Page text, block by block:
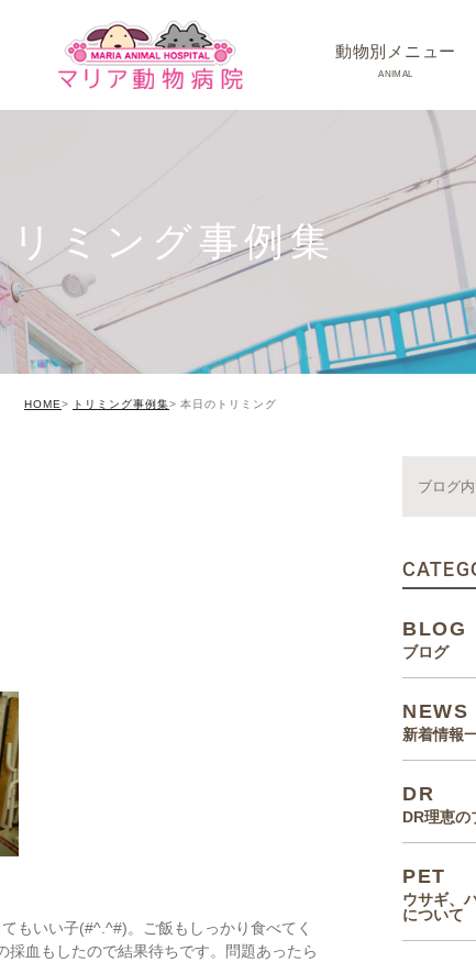
動物別メニュー
ANIMAL
ネコちゃんの病気
うさぎちゃん･その他動物
リミング事例集
HOME トリミング事例集 本日のトリミング
もいい子(#^.^#)。ご飯もしっかり食べてく
血もしたので結果待ちです。問題あったら
BLOG
ブログ
NEWS
新着情報
DR
DR理恵の
PET
ウサギ、
について